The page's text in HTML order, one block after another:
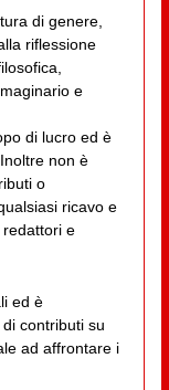
di genere,
riflessione
e
di lucro ed è
non è
o
ricavo e
e
ed è
contributi su
ad affrontare i